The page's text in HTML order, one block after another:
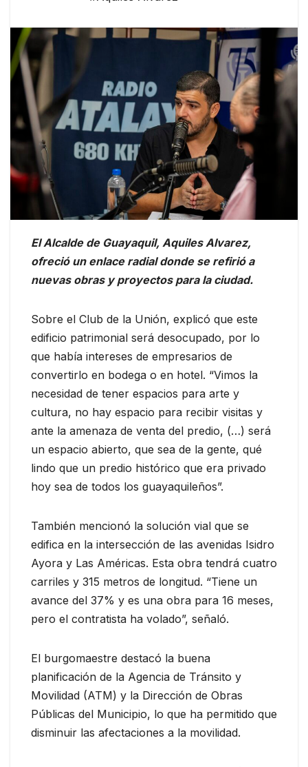
El Alcalde de Guayaquil, Aquiles Alvarez,
ofreció un enlace radial donde se refirió a
nuevas obras y proyectos para la ciudad.
Sobre el Club de la Unión, explicó que este
edificio patrimonial será desocupado, por lo
que había intereses de empresarios de
convertirlo en bodega o en hotel. “Vimos la
necesidad de tener espacios para arte y
cultura, no hay espacio para recibir visitas y
ante la amenaza de venta del predio, (…) será
un espacio abierto, que sea de la gente, qué
lindo que un predio histórico que era privado
hoy sea de todos los guayaquileños”.
También mencionó la solución vial que se
edifica en la intersección de las avenidas Isidro
Ayora y Las Américas. Esta obra tendrá cuatro
carriles y 315 metros de longitud. “Tiene un
avance del 37% y es una obra para 16 meses,
pero el contratista ha volado”, señaló.
El burgomaestre destacó la buena
planificación de la Agencia de Tránsito y
Movilidad (ATM) y la Dirección de Obras
Públicas del Municipio, lo que ha permitido que
disminuir las afectaciones a la movilidad.